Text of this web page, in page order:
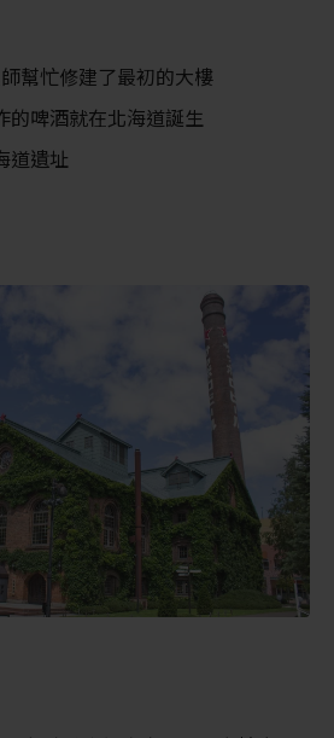
幫忙修建了最初的大樓
的啤酒就在北海道誕生
道遺址